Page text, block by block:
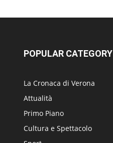
POPULAR CATEGORY
La Cronaca di Verona
Attualità
Primo Piano
Cultura e Spettacolo